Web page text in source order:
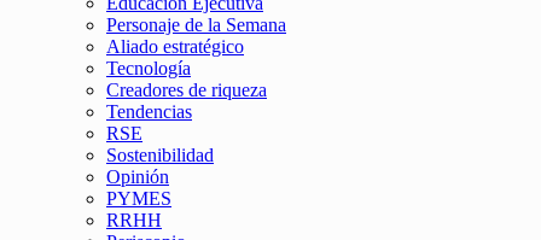
Personaje de la Semana
Aliado estratégico
Tecnología
Creadores de riqueza
Tendencias
RSE
Sostenibilidad
Opinión
PYMES
RRHH